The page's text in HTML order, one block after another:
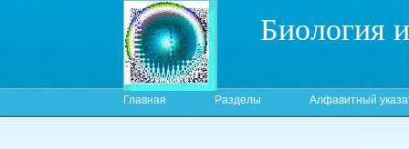
Биология
Главная Разделы Алфавитный